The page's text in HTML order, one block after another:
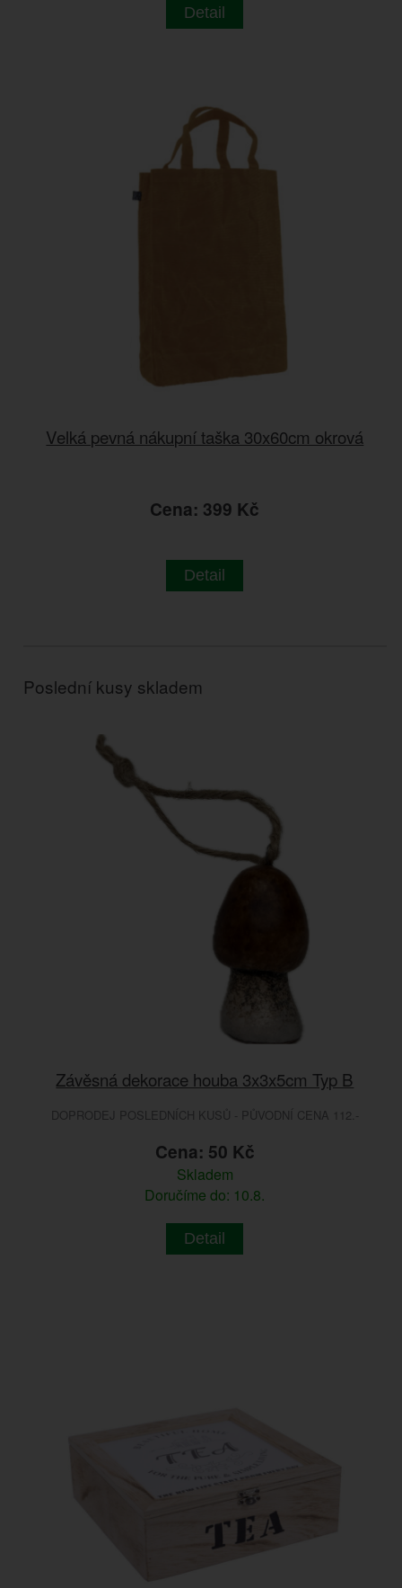
Detail
Velká pevná nákupní taška 30x60cm okrová
Cena: 399 Kč
Detail
Poslední kusy skladem
Závěsná dekorace houba 3x3x5cm Typ B
DOPRODEJ POSLEDNÍCH KUSŮ - PŮVODNÍ CENA 112.-
Cena: 50 Kč
Skladem
Doručíme do: 10.8.
Detail